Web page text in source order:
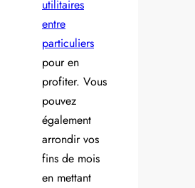
utilitaires
entre
particuliers
pour en
profiter. Vous
pouvez
également
arrondir vos
fins de mois
en mettant